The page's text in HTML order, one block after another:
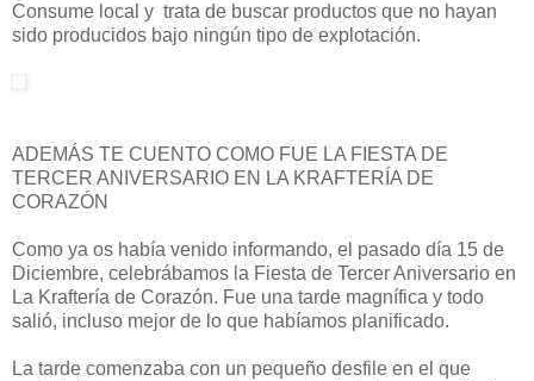
Consume local y trata de buscar productos que no hayan
sido producidos bajo ningún tipo de explotación.
ADEMÁS TE CUENTO COMO FUE LA FIESTA DE
TERCER ANIVERSARIO EN LA KRAFTERÍA DE
CORAZÓN
Como ya os había venido informando, el pasado día 15 de
Diciembre, celebrábamos la Fiesta de Tercer Aniversario en
La Kraftería de Corazón. Fue una tarde magnífica y todo
salió, incluso mejor de lo que habíamos planificado.
La tarde comenzaba con un pequeño desfile en el que